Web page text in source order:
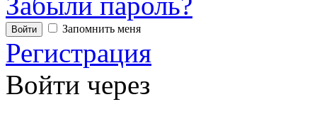
Запомнить меня
Регистрация
Войти через